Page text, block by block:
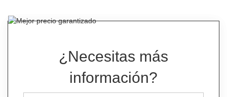
¿Necesitas más
información?